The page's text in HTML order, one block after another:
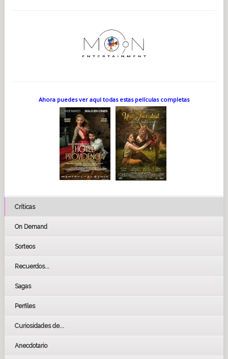
Ahora puedes ver aquí todas estas películas completas
Críticas
On Demand
Sorteos
Recuerdos...
Sagas
Perfiles
Curiosidades de...
Anecdotario